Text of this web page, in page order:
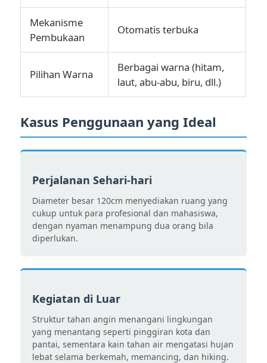
Mekanisme
Pembukaan
Otomatis terbuka
Pilihan Warna
Berbagai warna (hitam,
laut, abu-abu, biru, dll.)
Kasus Penggunaan yang Ideal
Perjalanan Sehari-hari
Diameter besar 120cm menyediakan ruang yang
cukup untuk para profesional dan mahasiswa,
dengan nyaman menampung dua orang bila
diperlukan.
Kegiatan di Luar
Struktur tahan angin menangani lingkungan
yang menantang seperti pinggiran kota dan
pantai, sementara kain tahan air mengatasi hujan
lebat selama berkemah, memancing, dan hiking.